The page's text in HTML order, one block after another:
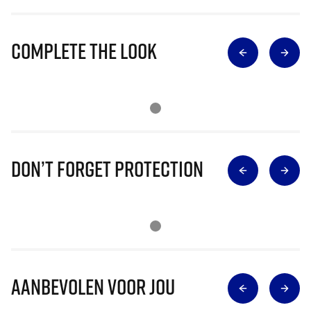
Complete The Look
Don’t Forget Protection
Aanbevolen voor jou